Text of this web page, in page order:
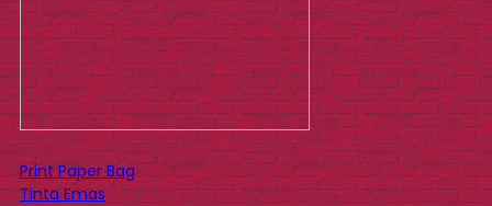
Print Paper Bag
Tinta Emas